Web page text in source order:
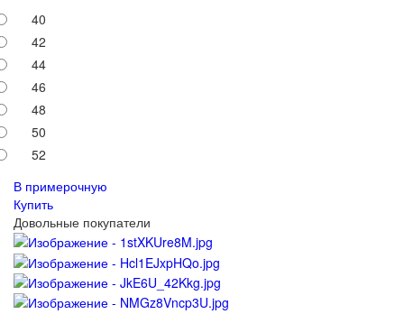
40
42
44
46
48
50
52
В примерочную
Купить
Довольные покупатели